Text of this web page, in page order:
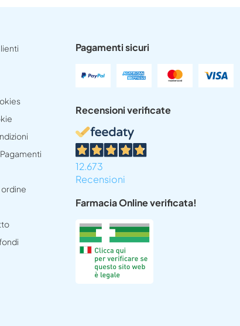
Pagamenti sicuri
Recensioni verificate
12.673
Recensioni
Farmacia Online verificata!